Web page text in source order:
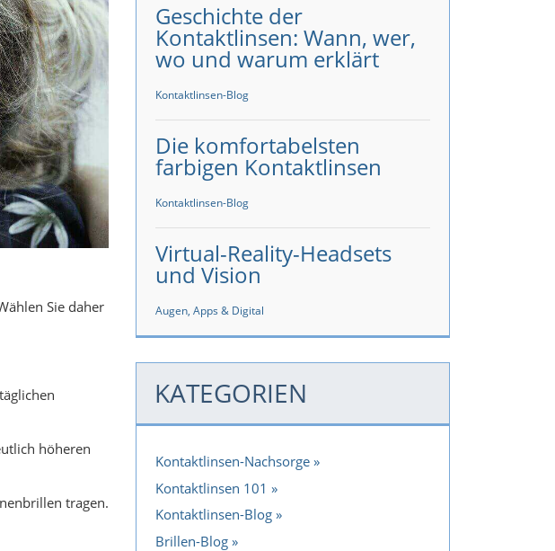
Sie daher
höheren
tragen.
Geschichte der
Kontaktlinsen: Wann, wer,
wo und warum erklärt
Kontaktlinsen-Blog
Die komfortabelsten
farbigen Kontaktlinsen
Kontaktlinsen-Blog
Virtual-Reality-Headsets
und Vision
Augen, Apps & Digital
KATEGORIEN
Kontaktlinsen-Nachsorge
Kontaktlinsen 101
Kontaktlinsen-Blog
Brillen-Blog